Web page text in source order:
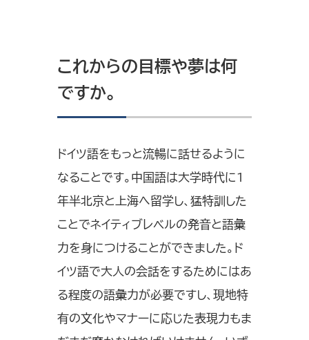
これからの目標や夢は何
ですか。
ドイツ語をもっと流暢に話せるように
なることです。中国語は大学時代に1
年半北京と上海へ留学し、猛特訓した
ことでネイティブレベルの発音と語彙
力を身につけることができました。ド
イツ語で大人の会話をするためにはあ
る程度の語彙力が必要ですし、現地特
有の文化やマナーに応じた表現力もま